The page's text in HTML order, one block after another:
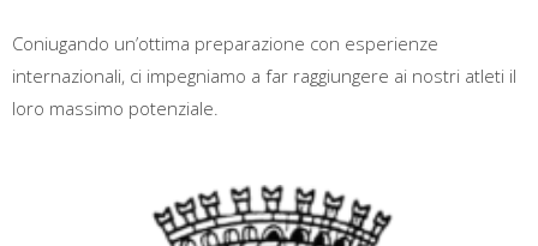
Coniugando un’ottima preparazione con esperienze
internazionali, ci impegniamo a far raggiungere ai nostri atleti il
loro massimo potenziale.